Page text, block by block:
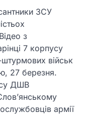
ЗСУ
з
7 корпусу
військ
27 березня.
ДШВ
армії